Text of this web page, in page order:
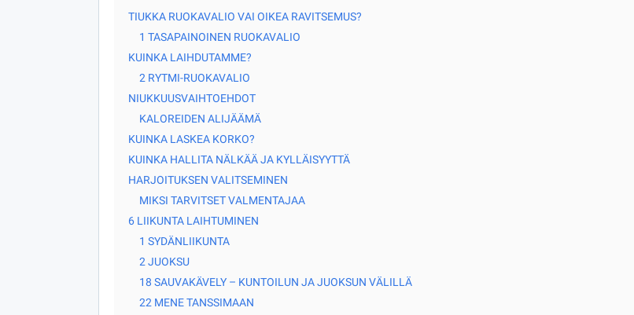
TIUKKA RUOKAVALIO VAI OIKEA RAVITSEMUS?
1 TASAPAINOINEN RUOKAVALIO
KUINKA LAIHDUTAMME?
2 RYTMI-RUOKAVALIO
NIUKKUUSVAIHTOEHDOT
KALOREIDEN ALIJÄÄMÄ
KUINKA LASKEA KORKO?
KUINKA HALLITA NÄLKÄÄ JA KYLLÄISYYTTÄ
HARJOITUKSEN VALITSEMINEN
MIKSI TARVITSET VALMENTAJAA
6 LIIKUNTA LAIHTUMINEN
1 SYDÄNLIIKUNTA
2 JUOKSU
18 SAUVAKÄVELY – KUNTOILUN JA JUOKSUN VÄLILLÄ
22 MENE TANSSIMAAN